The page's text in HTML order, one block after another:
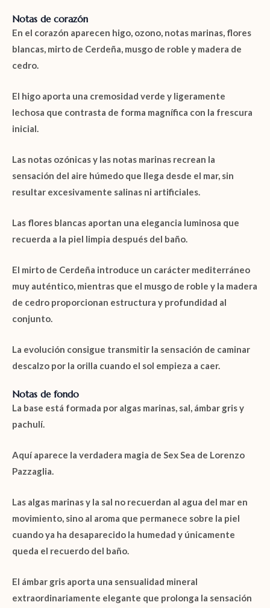
Notas de corazón
En el corazón aparecen higo, ozono, notas marinas, flores
blancas, mirto de Cerdeña, musgo de roble y madera de
cedro.
El higo aporta una cremosidad verde y ligeramente
lechosa que contrasta de forma magnífica con la frescura
inicial.
Las notas ozónicasy las notas marinas recrean la
sensación del aire húmedo que llega desde el mar, sin
resultar excesivamente salinas ni artificiales.
Las flores blancas aportan una elegancia luminosa que
recuerda a la piel limpia después del baño.
El mirto de Cerdeña introduce un carácter mediterráneo
muy auténtico, mientras que el musgo de roble y la madera
de cedro proporcionan estructura y profundidad al
conjunto.
La evolución consigue transmitir la sensación de caminar
descalzo por la orilla cuando el sol empieza a caer.
Notas de fondo
La base está formada por algas marinas, sal, ámbar grisy
pachulí.
Aquí aparece la verdadera magia de Sex Sea de Lorenzo
Pazzaglia.
Las algas marinasy la sal no recuerdan al agua del mar en
movimiento, sino al aroma que permanece sobre la piel
cuando ya ha desaparecido la humedad y únicamente
queda el recuerdo del baño.
El ámbar gris aporta una sensualidad mineral
extraordinariamente elegante que prolonga la sensación